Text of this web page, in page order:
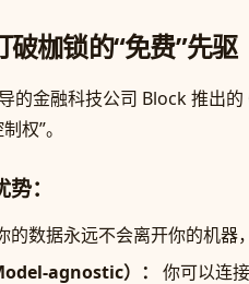
破枷锁的“免费”先驱
的金融科技公司 Block 推出的
权”。
：
的数据永远不会离开你的机器
agnostic）：
你可以连